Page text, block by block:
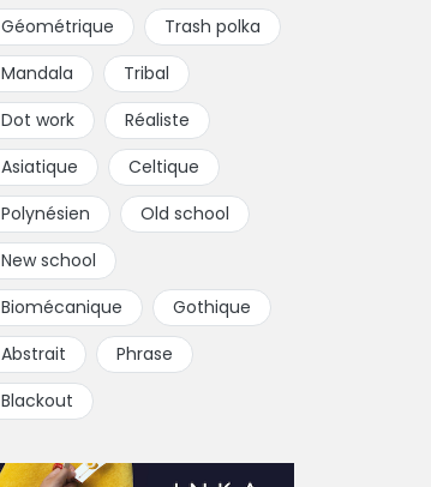
Géométrique
Trash polka
Mandala
Tribal
Dot work
Réaliste
Asiatique
Celtique
Polynésien
Old school
New school
Biomécanique
Gothique
Abstrait
Phrase
Blackout